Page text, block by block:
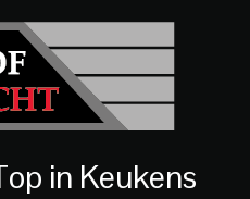
in Keukens